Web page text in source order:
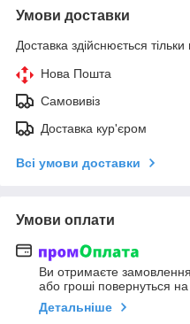
Умови доставки
Доставка здійснюється
Нова Пошта
Самовивіз
Доставка кур'єром
Всі умови доставки
Умови оплати
Ви отримаєте замовлення
або гроші повернуться
Детальніше